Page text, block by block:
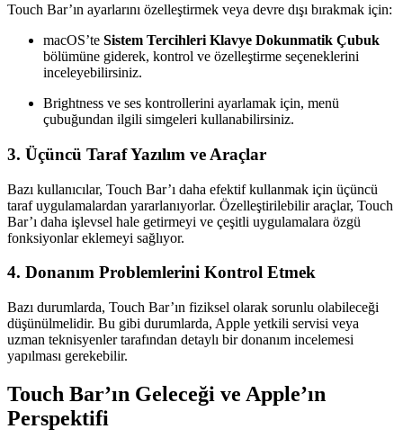
Touch Bar’ın ayarlarını özelleştirmek veya devre dışı bırakmak için:
macOS’te Sistem Tercihleri Klavye Dokunmatik Çubuk
bölümüne giderek, kontrol ve özelleştirme seçeneklerini
inceleyebilirsiniz.
Brightness ve ses kontrollerini ayarlamak için, menü
çubuğundan ilgili simgeleri kullanabilirsiniz.
3. Üçüncü Taraf Yazılım ve Araçlar
Bazı kullanıcılar, Touch Bar’ı daha efektif kullanmak için üçüncü
taraf uygulamalardan yararlanıyorlar. Özelleştirilebilir araçlar, Touch
Bar’ı daha işlevsel hale getirmeyi ve çeşitli uygulamalara özgü
fonksiyonlar eklemeyi sağlıyor.
4. Donanım Problemlerini Kontrol Etmek
Bazı durumlarda, Touch Bar’ın fiziksel olarak sorunlu olabileceği
düşünülmelidir. Bu gibi durumlarda, Apple yetkili servisi veya
uzman teknisyenler tarafından detaylı bir donanım incelemesi
yapılması gerekebilir.
Touch Bar’ın Geleceği ve Apple’ın
Perspektifi